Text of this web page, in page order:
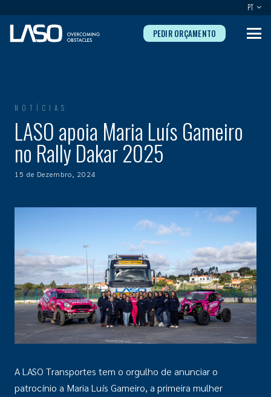
PT
PEDIR ORÇAMENTO
NOTÍCIAS
LASO apoia Maria Luís Gameiro
no Rally Dakar 2025
15 de Dezembro, 2024
A LASO Transportes tem o orgulho de anunciar o
patrocínio a Maria Luís Gameiro, a primeira mulher